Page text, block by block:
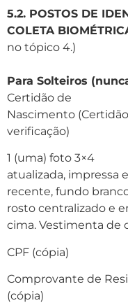
5.2. POSTOS DE
COLETA
no tópico 4.)
Para Solteiros
Certidão de
Nascimento
verificação)
1 (uma) foto 3×4
atualizada, impressa
recente, fundo
rosto centralizado e
cima. Vestimenta de
CPF (cópia)
Comprovante de
(cópia)